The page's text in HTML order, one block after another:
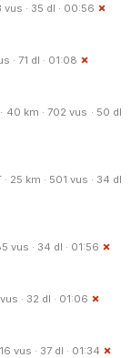
vus · 35 dl · 00:56
· 71 dl · 01:08
40 km · 702 vus · 50 dl
· 25 km · 501 vus · 34 dl
vus · 34 dl · 01:56
· 32 dl · 01:06
vus · 37 dl · 01:34